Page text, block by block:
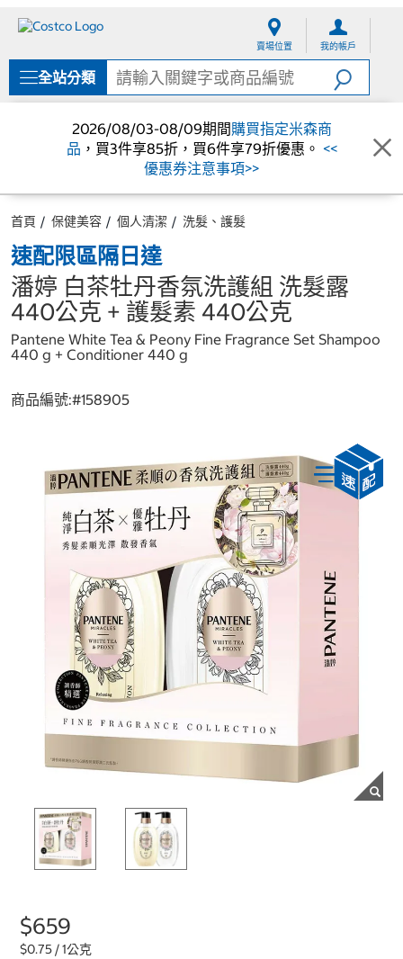
單
賣場位置 我的帳戶
全站分類
2026/08/03-08/09期間購買指定米森商
品 ，買3件享85折，買6件享79折優惠。 <<
優惠券注意事項>>
首頁 保健美容 個人清潔 洗髮、護髮
速配限區隔日達
潘婷 白茶牡丹香氛洗護組 洗髮露
440公克 + 護髮素 440公克
Pantene White Tea & Peony Fine Fragrance Set Shampoo
440 g + Conditioner 440 g
商品編號:#158905
$659
$0.75 / 1公克